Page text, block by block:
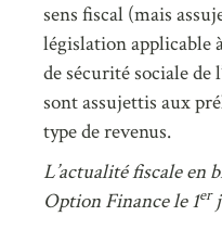
sens fiscal (mais
législation applicable
de sécurité sociale de
sont assujettis aux
type de revenus.
L’actualité fiscale en
Option Finance le 1er